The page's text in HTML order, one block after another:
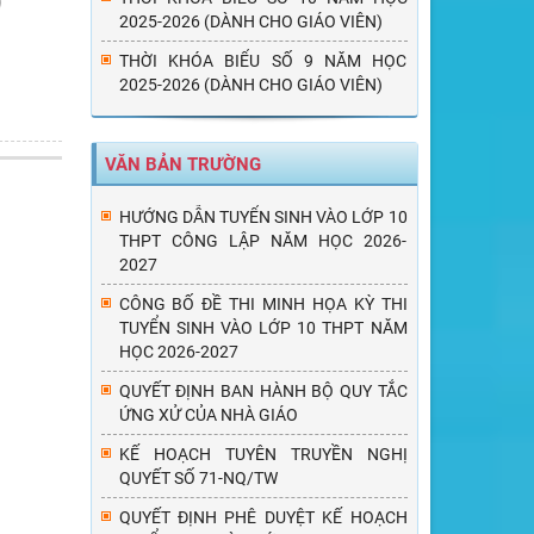
2025-2026 (DÀNH CHO GIÁO VIÊN)
THỜI KHÓA BIỂU SỐ 9 NĂM HỌC
2025-2026 (DÀNH CHO GIÁO VIÊN)
VĂN BẢN TRƯỜNG
HƯỚNG DẪN TUYỂN SINH VÀO LỚP 10
THPT CÔNG LẬP NĂM HỌC 2026-
2027
CÔNG BỐ ĐỀ THI MINH HỌA KỲ THI
TUYỂN SINH VÀO LỚP 10 THPT NĂM
HỌC 2026-2027
QUYẾT ĐỊNH BAN HÀNH BỘ QUY TẮC
ỨNG XỬ CỦA NHÀ GIÁO
KẾ HOẠCH TUYÊN TRUYỀN NGHỊ
QUYẾT SỐ 71-NQ/TW
QUYẾT ĐỊNH PHÊ DUYỆT KẾ HOẠCH